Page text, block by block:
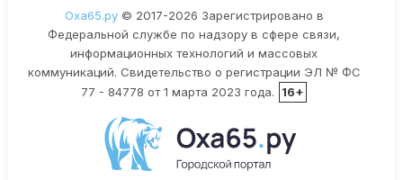
Оха65.ру© 2017-2026 Зарегистрировано в
Федеральной службе по надзору в сфере связи,
информационных технологий и массовых
коммуникаций. Свидетельство о регистрации ЭЛ № ФС
77 - 84778 от 1 марта 2023 года.
16+